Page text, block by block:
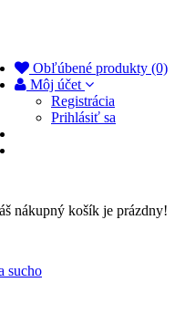
Obľúbené produkty (0)
Môj účet
Registrácia
Prihlásiť sa
nákupný košík je prázdny!
sucho